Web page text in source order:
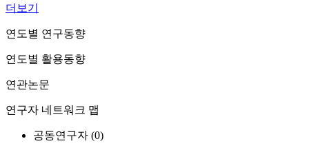
더보기
연도별 연구동향
연도별 활용동향
연관논문
연구자 네트워크 맵
공동연구자 (0)